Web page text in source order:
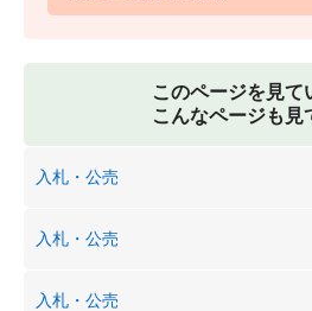
このページを見て
こんなページも見
入札・公売
入札・公売
入札・公売